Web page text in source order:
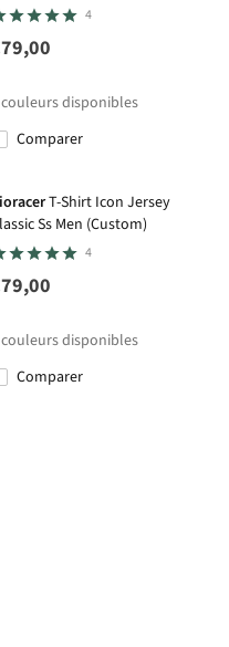
4
couleurs disponibles
Comparer
T-Shirt Icon Jersey
Ss Men (Custom)
4
couleurs disponibles
Comparer